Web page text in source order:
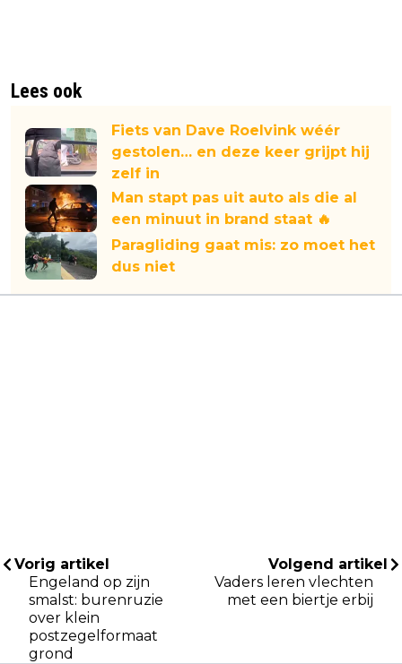
Lees ook
Fiets van Dave Roelvink wéér
gestolen… en deze keer grijpt hij
zelf in
Man stapt pas uit auto als die al
een minuut in brand staat 🔥
Paragliding gaat mis: zo moet het
dus niet
Vorig artikel
Engeland op zijn
smalst: burenruzie
over klein
postzegelformaat
grond
Volgend artikel
Vaders leren vlechten
met een biertje erbij